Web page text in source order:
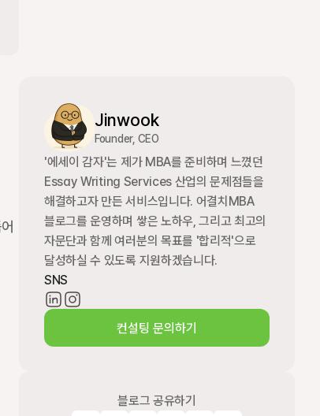
Jinwook
Founder, CEO
'에세이 감자'는 제가 MBA를 준비하며 느꼈던
Essay Writing Services 산업의 문제점들을
해결하고자 만든 서비스입니다. 어결치MBA
블로그를 운영하며 쌓은 노하우, 그리고 최고의
자문단과 함께 여러분의 목표를 '합리적'으로
달성하실 수 있도록 지원하겠습니다.
SNS
컨설팅 문의하기
블로그 공유하기